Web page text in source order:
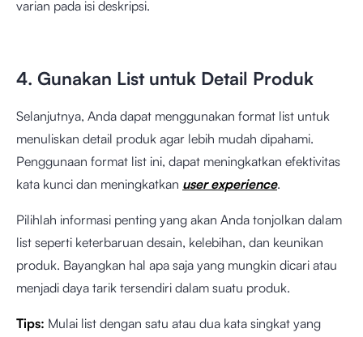
varian pada isi deskripsi.
4. Gunakan List untuk Detail Produk
Selanjutnya, Anda dapat menggunakan format list untuk
menuliskan detail produk agar lebih mudah dipahami.
Penggunaan format list ini, dapat meningkatkan efektivitas
kata kunci dan meningkatkan user experience.
Pilihlah informasi penting yang akan Anda tonjolkan dalam
list seperti keterbaruan desain, kelebihan, dan keunikan
produk. Bayangkan hal apa saja yang mungkin dicari atau
menjadi daya tarik tersendiri dalam suatu produk.
Tips: Mulai list dengan satu atau dua kata singkat yang